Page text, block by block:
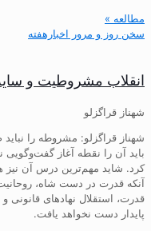
مطالعه »
سخن روز و مرور اخبارهفته
انقلاب مشروطیت و
شهناز قراگزلو
شهناز قراگزلو: مشروطه را
باید آن را نقطه آغاز گفت‌وگویی
کرد. شاید مهم‌ترین درس آن
آنکه قدرت در دست شاه،
قدرت، استقلال نهادهای قانونی
پایدار دست نخواهد یافت.